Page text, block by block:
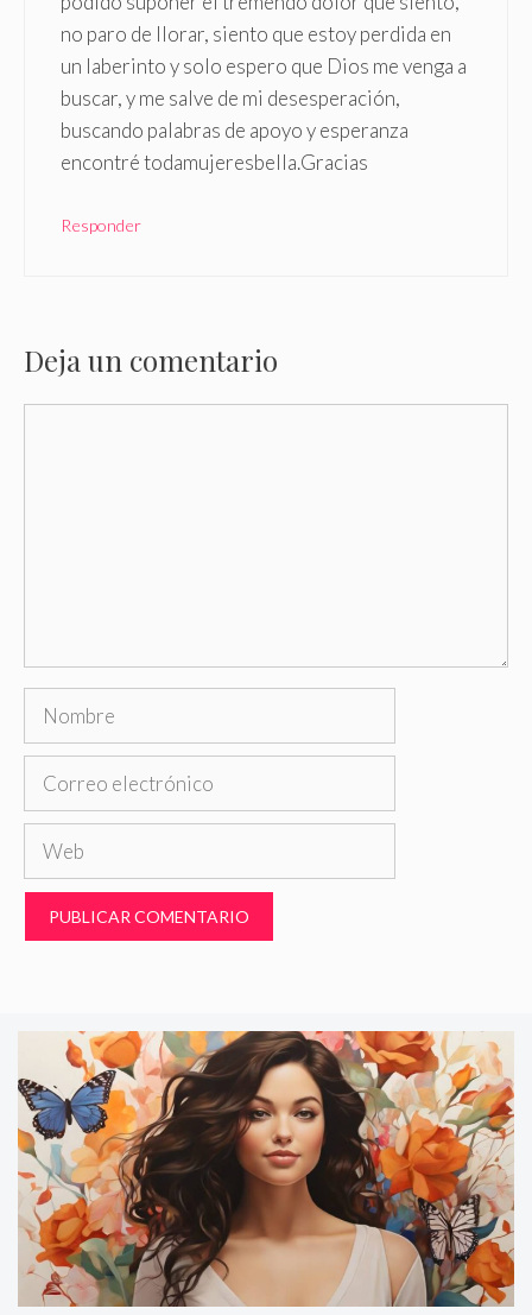
no paro de llorar, siento que estoy perdida en
un laberinto y solo espero que Dios me venga a
buscar, y me salve de mi desesperación,
buscando palabras de apoyo y esperanza
encontré todamujeresbella.Gracias
Responder
Deja un comentario
Nombre
Correo
Web